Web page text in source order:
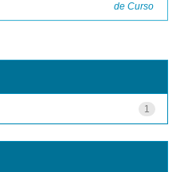
de Curso
1